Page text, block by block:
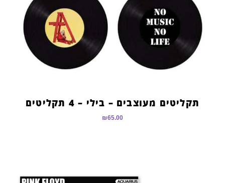
תקליטים מעוצבים – בילי – 4 תקליטים
₪65.00